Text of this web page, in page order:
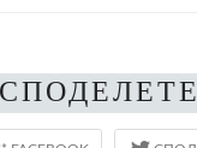
СПОДЕЛЕТЕ